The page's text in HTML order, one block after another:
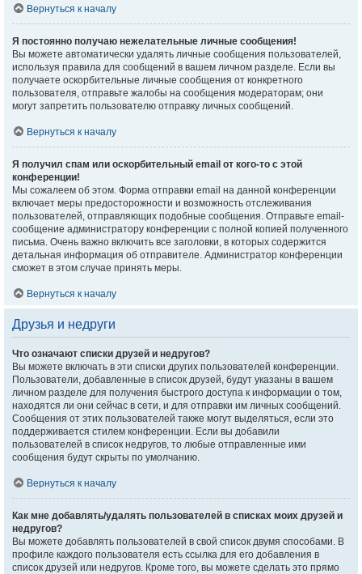
Вернуться к началу
Я постоянно получаю нежелательные личные сообщения!
Вы можете автоматически удалять личные сообщения пользователей,
используя правила для сообщений в вашем личном разделе. Если вы
получаете оскорбительные личные сообщения от конкретного
пользователя, отправьте жалобы на сообщения модераторам; они
могут запретить пользователю отправку личных сообщений.
Вернуться к началу
Я получил спам или оскорбительный email от кого-то с этой
конференции!
Мы сожалеем об этом. Форма отправки email на данной конференции
включает меры предосторожности и возможность отслеживания
пользователей, отправляющих подобные сообщения. Отправьте email-
сообщение администратору конференции с полной копией полученного
письма. Очень важно включить все заголовки, в которых содержится
детальная информация об отправителе. Администратор конференции
сможет в этом случае принять меры.
Вернуться к началу
Друзья и недруги
Что означают списки друзей и недругов?
Вы можете включать в эти списки других пользователей конференции.
Пользователи, добавленные в список друзей, будут указаны в вашем
личном разделе для получения быстрого доступа к информации о том,
находятся ли они сейчас в сети, и для отправки им личных сообщений.
Сообщения от этих пользователей также могут выделяться, если это
поддерживается стилем конференции. Если вы добавили
пользователей в список недругов, то любые отправленные ими
сообщения будут скрыты по умолчанию.
Вернуться к началу
Как мне добавлять/удалять пользователей в списках моих друзей и
недругов?
Вы можете добавлять пользователей в свой список двумя способами. В
профиле каждого пользователя есть ссылка для его добавления в
список друзей или недругов. Кроме того, вы можете сделать это прямо